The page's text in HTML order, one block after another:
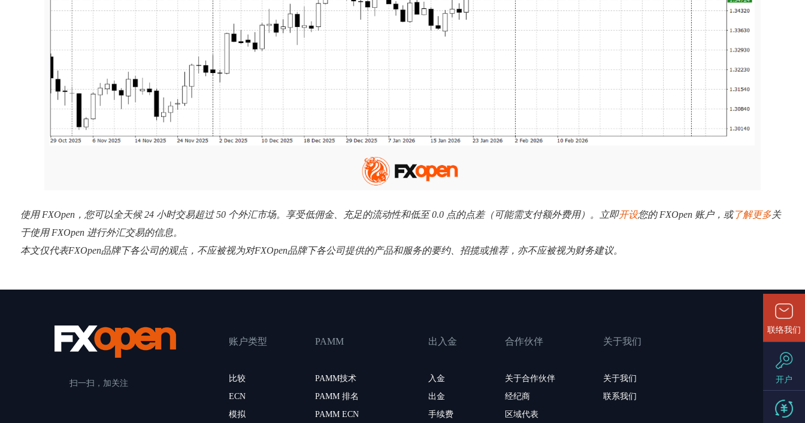
使用 FXOpen，您可以全天候 24 小时交易超过 50 个外汇市场。享受低佣金、充足的流动性和低至 0.0 点的点差（可能需支付额外费用）。立即开设您的 FXOpen 账户，或了解更多关
于使用 FXOpen 进行外汇交易的信息。
本文仅代表FXOpen品牌下各公司的观点，不应被视为对FXOpen品牌下各公司提供的产品和服务的要约、招揽或推荐，亦不应被视为财务建议。
扫一扫，加关注
账户类型
比较
ECN
模拟
PAMM
PAMM技术
PAMM 排名
PAMM ECN
出入金
入金
出金
手续费
合作伙伴
关于合作伙伴
经纪商
区域代表
关于我们
关于我们
联系我们
联络我们
开户